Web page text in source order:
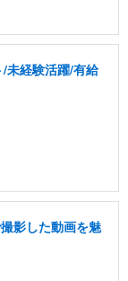
/未経験活躍/有給
影した動画を魅